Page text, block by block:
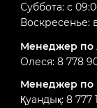
Суббота: с
Воскресенье:
Менеджер по
Олеся: 8 778
Менеджер по
Қуандық: 8 777